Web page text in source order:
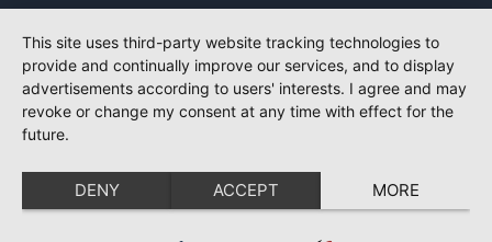
This site uses third-party website tracking technologies to
provide and continually improve our services, and to display
advertisements according to users' interests. I agree and may
revoke or change my consent at any time with effect for the
future.
DENY ACCEPT MORE